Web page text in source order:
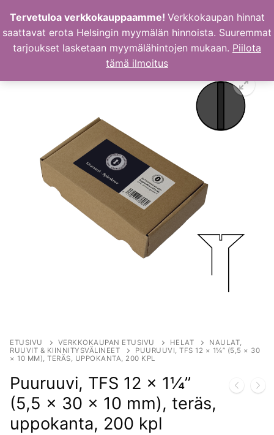
sisältöön
ETUSIVU VERKKOKAUPAN ETUSIVU HELAT
NAULAT,
RUUVIT & KIINNITYSVÄLINEET
PUURUUVI, TFS 12 × 1¼” (5,5 × 30
× 10 MM), TERÄS, UPPOKANTA, 200 KPL
Puuruuvi, TFS 12 × 1¼”
(5,5 × 30 × 10 mm), teräs,
uppokanta, 200 kpl
Tervetuloa verkkokauppaamme! Verkkokaupan hinnat
saattavat erota Helsingin myymälän hinnoista. Suuremmat
tarjoukset lasketaan myymälähintojen mukaan. Piilota
tämä ilmoitus